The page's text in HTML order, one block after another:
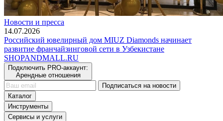
Новости и пресса
14.07.2026
Российский ювелирный дом MIUZ Diamonds начинает
развитие франчайзинговой сети в Узбекистане
SHOPANDMALL.RU
Подключить PRO-аккаунт:
Арендные отношения
Подписаться на новости
Каталог
Инструменты
Сервисы и услуги